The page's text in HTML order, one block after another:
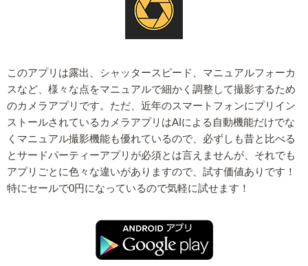
このアプリは露出、シャッタースピード、マニュアルフォーカ
スなど、様々な点をマニュアルで細かく調整して撮影するため
のカメラアプリです。ただ、近年のスマートフォンにプリイン
ストールされているカメラアプリはAIによる自動機能だけでな
くマニュアル撮影機能も優れているので、必ずしも昔と比べる
とサードパーティーアプリが必須とは言えませんが、それでも
アプリごとに色々な違いがありますので、試す価値ありです！
特にセールで0円になっているので気軽に試せます！